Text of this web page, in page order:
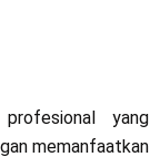
yang
memanfaatkan